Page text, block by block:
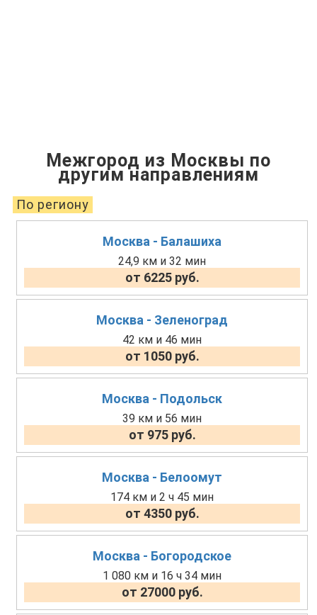
Межгород из Москвы по
другим направлениям
По региону
Москва - Балашиха
24,9 км и 32 мин
от 6225 руб.
Москва - Зеленоград
42 км и 46 мин
от 1050 руб.
Москва - Подольск
39 км и 56 мин
от 975 руб.
Москва - Белоомут
174 км и 2 ч 45 мин
от 4350 руб.
Москва - Богородское
1 080 км и 16 ч 34 мин
от 27000 руб.